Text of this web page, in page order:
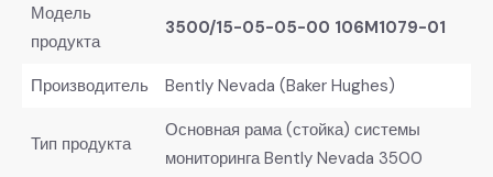
Модель
продукта
3500/15-05-05-00 106M1079-01
Производитель Bently Nevada (Baker Hughes)
Тип продукта
Основная рама (стойка) системы
мониторинга Bently Nevada 3500